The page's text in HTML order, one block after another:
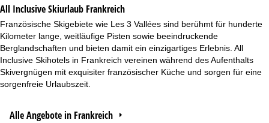
All Inclusive Skiurlaub Frankreich
Französische Skigebiete wie Les 3 Vallées sind berühmt für hunderte
Kilometer lange, weitläufige Pisten sowie beeindruckende
Berglandschaften und bieten damit ein einzigartiges Erlebnis. All
Inclusive Skihotels in Frankreich vereinen während des Aufenthalts
Skivergnügen mit exquisiter französischer Küche und sorgen für eine
sorgenfreie Urlaubszeit.
Alle Angebote in Frankreich